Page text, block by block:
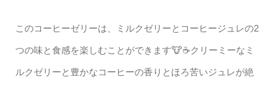
このコーヒーゼリーは、ミルクゼリーとコーヒージュレの2
つの味と食感を楽しむことができます🐮☕️クリーミーなミ
ルクゼリーと豊かなコーヒーの香りとほろ苦いジュレが絶